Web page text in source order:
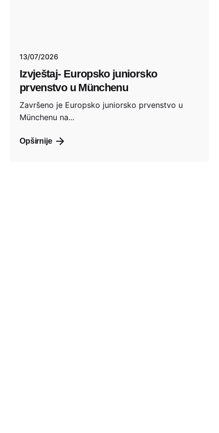
13/07/2026
Izvještaj- Europsko juniorsko
prvenstvo u Münchenu
Završeno je Europsko juniorsko prvenstvo u
Münchenu na...
Opširnije